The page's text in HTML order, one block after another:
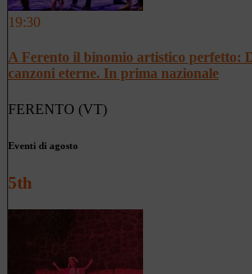
19:30
A Ferento il binomio artistico perfetto:
canzoni eterne. In prima nazionale
FERENTO (VT)
Eventi di agosto
5th